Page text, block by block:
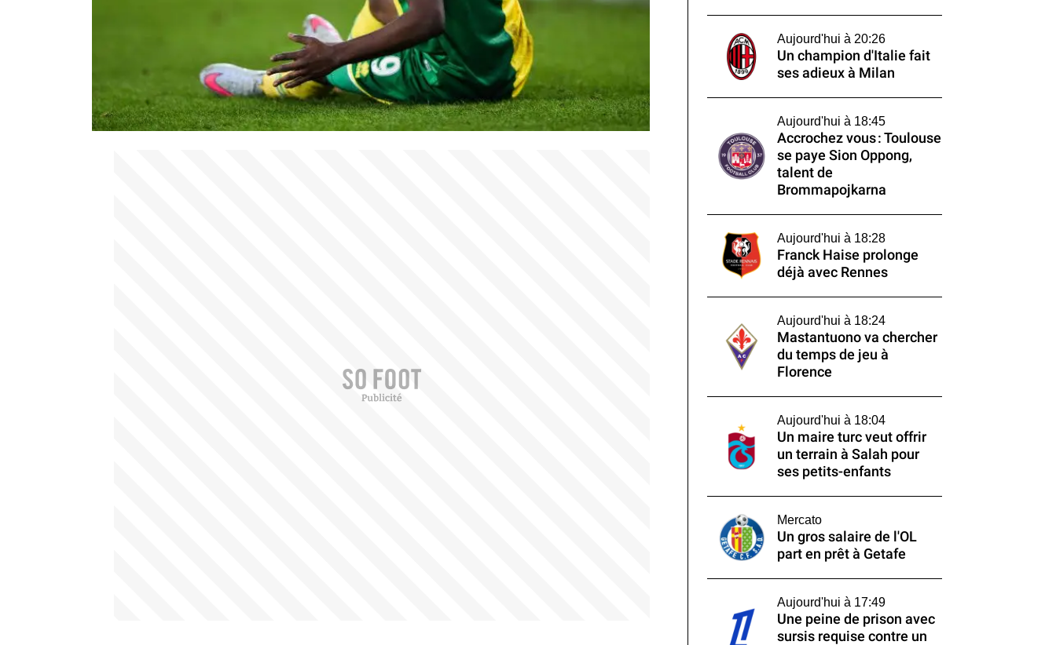
Aujourd'hui à 20:26
Un champion d'Italie fait
ses adieux à Milan
Aujourd'hui à 18:45
Accrochez vous : Toulouse
se paye Sion Oppong,
talent de
Brommapojkarna
Aujourd'hui à 18:28
Franck Haise prolonge
déjà avec Rennes
Aujourd'hui à 18:24
Mastantuono va chercher
du temps de jeu à
Florence
Aujourd'hui à 18:04
Un maire turc veut offrir
un terrain à Salah pour
ses petits-enfants
Mercato
Un gros salaire de l'OL
part en prêt à Getafe
Aujourd'hui à 17:49
Une peine de prison avec
sursis requise contre un